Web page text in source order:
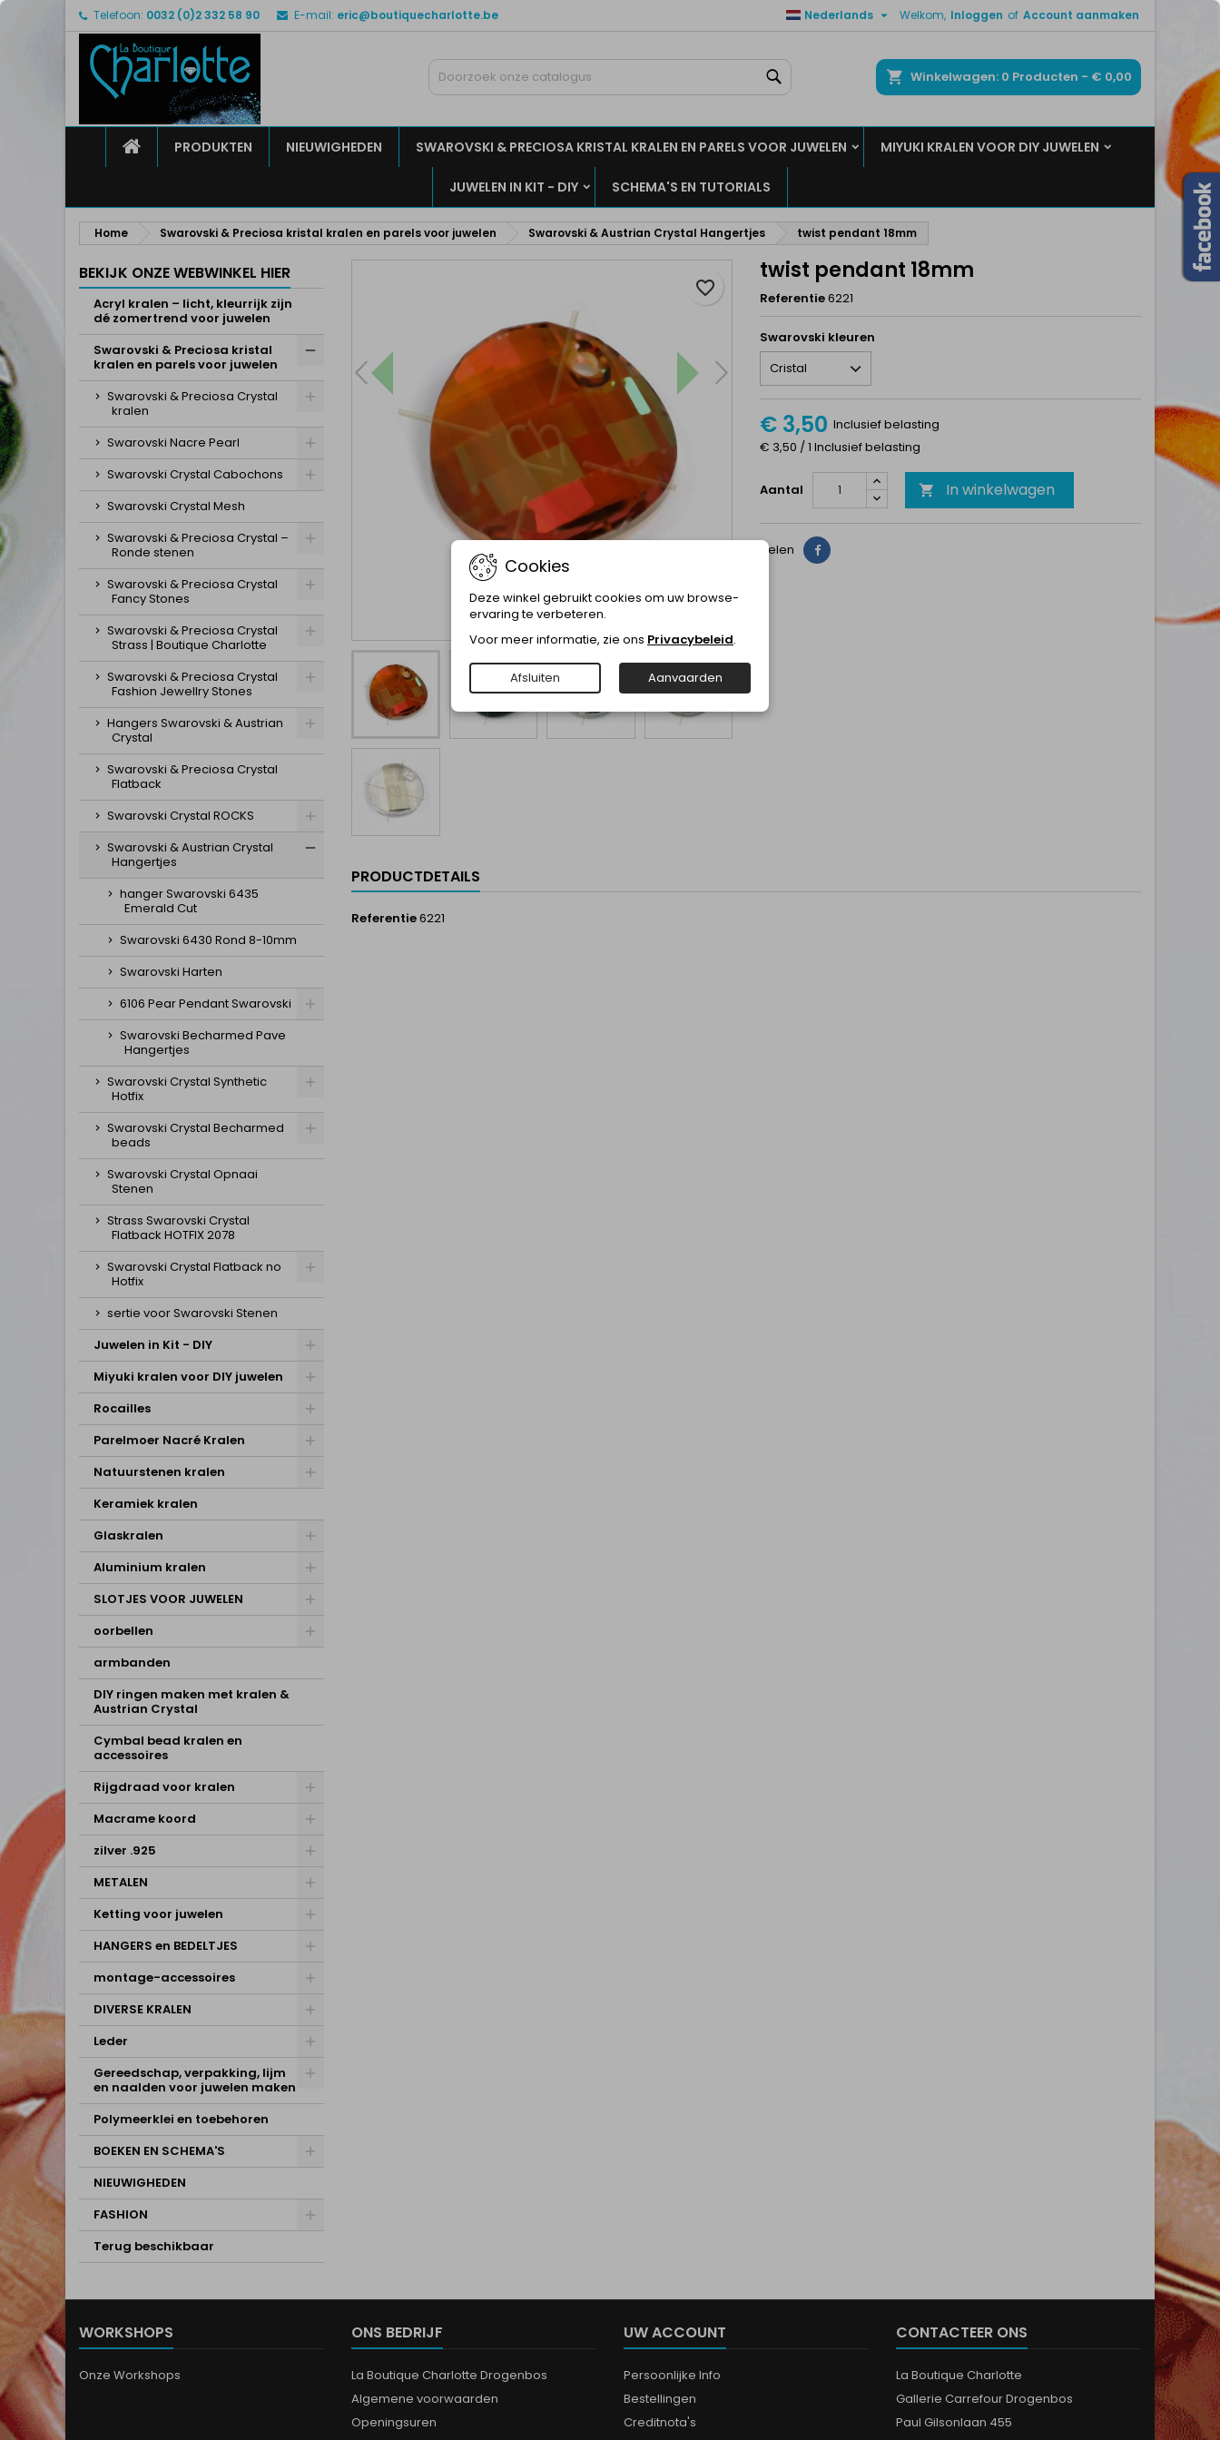
Telefoon: 0032 (0)2 332 58 90 E-mail: eric@boutiquecharlotte.be Welkom, Inloggen of Account aanmaken
Nederlands 
Winkelwagen 0 Producten - € 0,00
HOMEPRODUKTEN NIEUWIGHEDEN SWAROVSKI & PRECIOSA KRISTAL KRALEN EN PARELS VOOR JUWELEN MIYUKI KRALEN VOOR DIY JUWELEN
JUWELEN IN KIT - DIY SCHEMA'S EN TUTORIALS
Home Swarovski & Preciosa kristal kralen en parels voor juwelen Swarovski & Austrian Crystal Hangertjes twist pendant 18mm
BEKIJK ONZE WEBWINKEL HIER
Acryl kralen – licht, kleurrijk zijn
dé zomertrend voor juwelen
Swarovski & Preciosa kristal
kralen en parels voor juwelen
Swarovski & Preciosa Crystal
kralen
Swarovski Nacre Pearl
Swarovski Crystal Cabochons
Swarovski Crystal Mesh
Swarovski & Preciosa Crystal –
Ronde stenen
Swarovski & Preciosa Crystal
Fancy Stones
Swarovski & Preciosa Crystal
Strass | Boutique Charlotte
Swarovski & Preciosa Crystal
Fashion Jewellry Stones
Hangers Swarovski & Austrian
Crystal
Swarovski & Preciosa Crystal
Flatback
Swarovski Crystal ROCKS
Swarovski & Austrian Crystal
Hangertjes
hanger Swarovski 6435
Emerald Cut
Swarovski 6430 Rond 8-10mm
Swarovski Harten
6106 Pear Pendant Swarovski
Swarovski Becharmed Pave
Hangertjes
Swarovski Crystal Synthetic
Hotfix
Swarovski Crystal Becharmed
beads
Swarovski Crystal Opnaai
Stenen
Strass Swarovski Crystal
Flatback HOTFIX 2078
Swarovski Crystal Flatback no
Hotfix
sertie voor Swarovski Stenen
Juwelen in Kit - DIY
Miyuki kralen voor DIY juwelen
Rocailles
Parelmoer Nacré Kralen
Natuurstenen kralen
Keramiek kralen
Glaskralen
Aluminium kralen
SLOTJES VOOR JUWELEN
oorbellen
armbanden
DIY ringen maken met kralen &
Austrian Crystal
Cymbal bead kralen en
accessoires
Rijgdraad voor kralen
Macrame koord
zilver .925
METALEN
Ketting voor juwelen
HANGERS en BEDELTJES
montage-accessoires
DIVERSE KRALEN
Leder
Gereedschap, verpakking, lijm
en naalden voor juwelen maken
Polymeerklei en toebehoren
BOEKEN EN SCHEMA'S
NIEUWIGHEDEN
FASHION
Terug beschikbaar
twist pendant 18mm
Referentie6221
Swarovski kleuren
€ 3,50 Inclusief belasting
€ 3,50 / 1 Inclusief belasting
Aantal  In winkelwagen
favorite_border
Delen Delen
PRODUCTDETAILS
Referentie6221
WORKSHOPS
Onze Workshops
ONS BEDRIJF
La Boutique Charlotte Drogenbos
Algemene voorwaarden
Openingsuren
UW ACCOUNT
Persoonlijke Info
Bestellingen
Creditnota's
CONTACTEER ONS
La Boutique Charlotte
Gallerie Carrefour Drogenbos
Paul Gilsonlaan 455
Mijn verlanglijsten
Maak een lijst
Maak een verlanglijst
Inloggen
U moet ingelogd zijn om producten in uw verlanglijst op te slaan.
Annuleren Inloggen
Cookies
Deze winkel gebruikt cookies om uw browse-
ervaring te verbeteren.
Voor meer informatie, zie ons Privacybeleid.
Afsluiten Aanvaarden